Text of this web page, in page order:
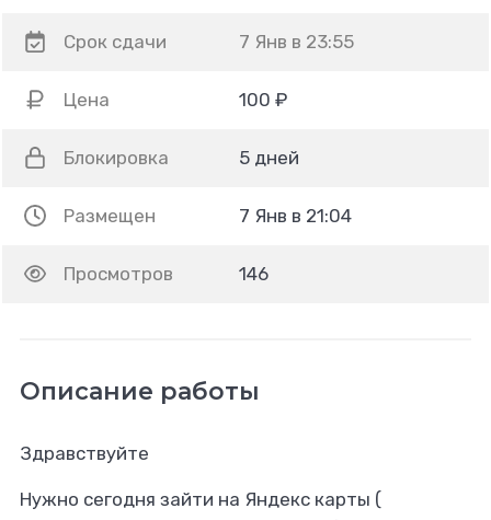
Срок сдачи 7 Янв в 23:55
Цена 100 ₽
Блокировка 5 дней
Размещен 7 Янв в 21:04
Просмотров 146
Описание работы
Здравствуйте
Нужно сегодня зайти на Яндекс карты (